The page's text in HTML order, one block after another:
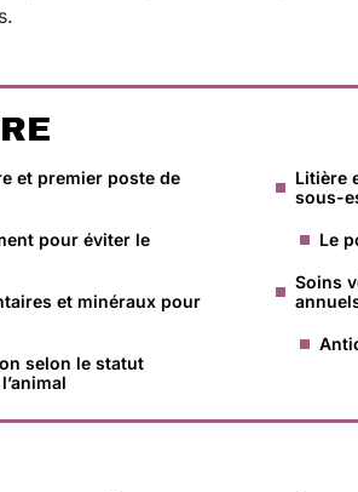
et premier poste de
pour éviter le
et minéraux pour
selon le statut
Litière
sous-
Le
Soins